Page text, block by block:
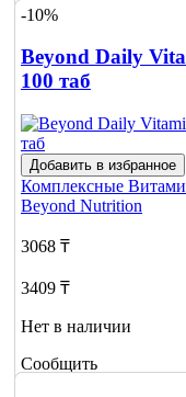
Сообщить
-10%
Beyond Daily
100 таб
Добавить в избранное
Комплексные
Beyond Nutrition
3068 ₸
3409 ₸
Нет в наличии
Сообщить